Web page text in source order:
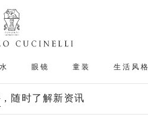
眼镜 童装 生活风
，随时了解新资讯